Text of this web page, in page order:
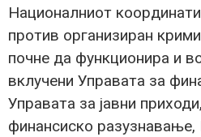
Националниот
против организиран
почне да функционира и
вклучени Управата за
Управата за јавни
финансиско